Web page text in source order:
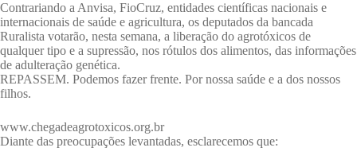
Contrariando a Anvisa, FioCruz, entidades científicas nacionais e
internacionais de saúde e agricultura, os deputados da bancada
Ruralista votarão, nesta semana, a liberação do agrotóxicos de
qualquer tipo e a supressão, nos rótulos dos alimentos, das informações
de adulteração genética.
REPASSEM. Podemos fazer frente. Por nossa saúde e a dos nossos
filhos.
www.chegadeagrotoxicos.org.br
Diante das preocupações levantadas, esclarecemos que: